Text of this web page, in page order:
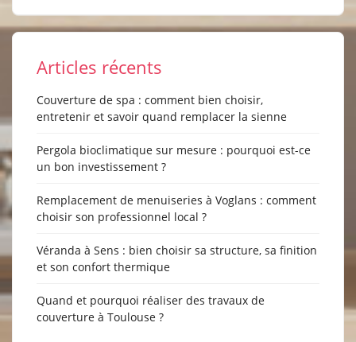
Articles récents
Couverture de spa : comment bien choisir,
entretenir et savoir quand remplacer la sienne
Pergola bioclimatique sur mesure : pourquoi est-ce
un bon investissement ?
Remplacement de menuiseries à Voglans : comment
choisir son professionnel local ?
Véranda à Sens : bien choisir sa structure, sa finition
et son confort thermique
Quand et pourquoi réaliser des travaux de
couverture à Toulouse ?